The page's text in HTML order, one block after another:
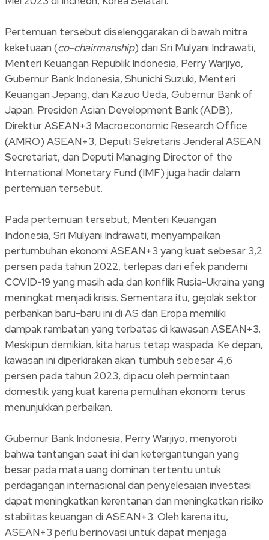
Pertemuan tersebut diselenggarakan di bawah mitra
keketuaan (co-chairmanship) dari Sri Mulyani Indrawati,
Menteri Keuangan Republik Indonesia, Perry Warjiyo,
Gubernur Bank Indonesia, Shunichi Suzuki, Menteri
Keuangan Jepang, dan Kazuo Ueda, Gubernur Bank of
Japan. Presiden Asian Development Bank (ADB),
Direktur ASEAN+3 Macroeconomic Research Office
(AMRO) ASEAN+3, Deputi Sekretaris Jenderal ASEAN
Secretariat, dan Deputi Managing Director of the
International Monetary Fund (IMF) juga hadir dalam
pertemuan tersebut.
Pada pertemuan tersebut, Menteri Keuangan
Indonesia, Sri Mulyani Indrawati, menyampaikan
pertumbuhan ekonomi ASEAN+3 yang kuat sebesar 3,2
persen pada tahun 2022, terlepas dari efek pandemi
COVID-19 yang masih ada dan konflik Rusia-Ukraina yang
meningkat menjadi krisis. Sementara itu, gejolak sektor
perbankan baru-baru ini di AS dan Eropa memiliki
dampak rambatan yang terbatas di kawasan ASEAN+3.
Meskipun demikian, kita harus tetap waspada. Ke depan,
kawasan ini diperkirakan akan tumbuh sebesar 4,6
persen pada tahun 2023, dipacu oleh permintaan
domestik yang kuat karena pemulihan ekonomi terus
menunjukkan perbaikan.
Gubernur Bank Indonesia, Perry Warjiyo, menyoroti
bahwa tantangan saat ini dan ketergantungan yang
besar pada mata uang dominan tertentu untuk
perdagangan internasional dan penyelesaian investasi
dapat meningkatkan kerentanan dan meningkatkan risiko
stabilitas keuangan di ASEAN+3. Oleh karena itu,
ASEAN+3 perlu berinovasi untuk dapat menjaga